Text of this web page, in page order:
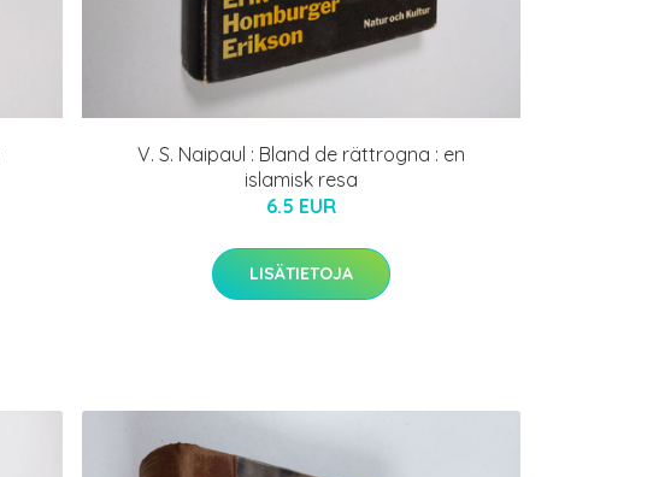
V. S. Naipaul : Bland de rättrogna : en
islamisk resa
6.5 EUR
LISÄTIETOJA